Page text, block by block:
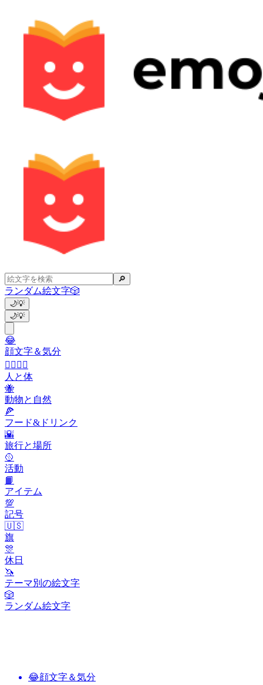
🔎
ランダム絵文字🎲
🌙💡
🌙💡
😂
顔文字＆気分
👩‍❤️‍💋‍👨
人と体
🐝
動物と自然
🍕
フード&ドリンク
🌇
旅行と場所
🥎
活動
📙
アイテム
💯
記号
🇺🇸
旗
🎊
休日
🦄
テーマ別の絵文字
🎲
ランダム絵文字
😂顔文字＆気分